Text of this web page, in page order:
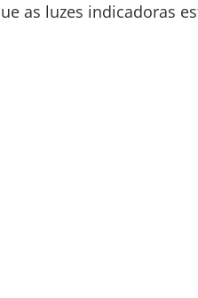
as luzes indicadoras